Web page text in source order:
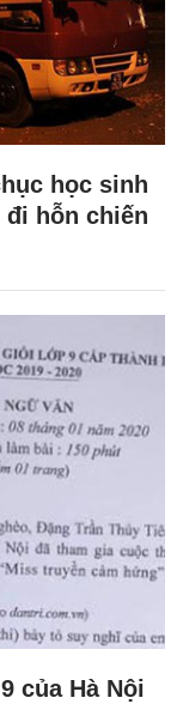
học sinh
hỗn chiến
của Hà Nội